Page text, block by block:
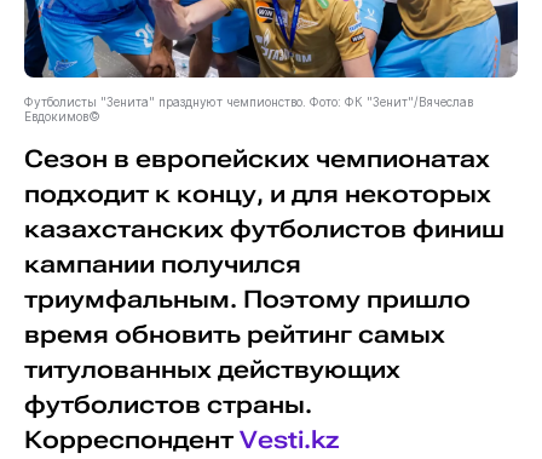
Футболисты "Зенита" празднуют чемпионство. Фото: ФК "Зенит"/Вячеслав
Евдокимов©
Сезон в европейских чемпионатах
подходит к концу, и для некоторых
казахстанских футболистов финиш
кампании получился
триумфальным. Поэтому пришло
время обновить рейтинг самых
титулованных действующих
футболистов страны.
Корреспондент Vesti.kz